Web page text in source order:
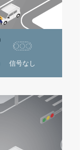
信号なし